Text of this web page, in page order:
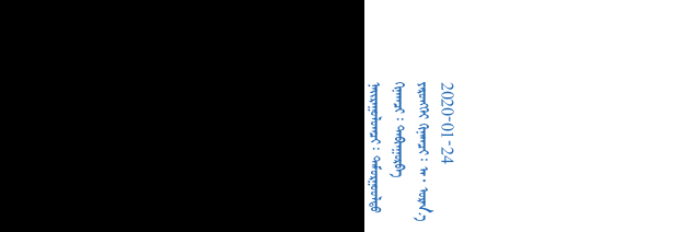
         2020-01-24